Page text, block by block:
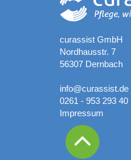
curassist GmbH
Nordhausstr. 7
56307 Dernbach
info@curassist.de
0261 - 953 293 40
Impressum